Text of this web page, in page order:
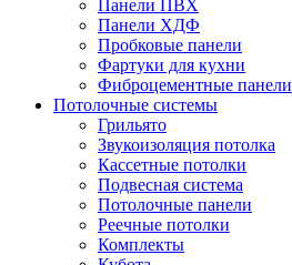
Панели ПВХ
Панели ХДФ
Пробковые панели
Фартуки для кухни
Фиброцементные панели
Потолочные системы
Грильято
Звукоизоляция потолка
Кассетные потолки
Подвесная система
Потолочные панели
Реечные потолки
Комплекты